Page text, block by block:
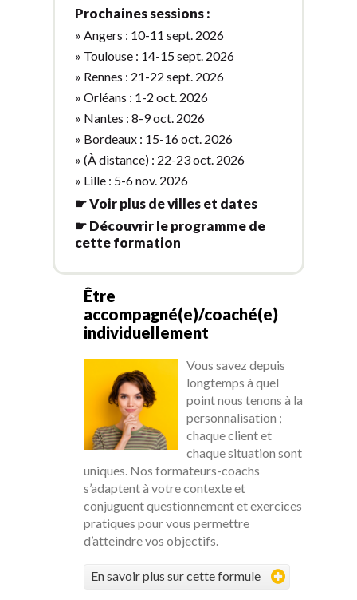
Prochaines sessions :
» Angers : 10-11 sept. 2026
» Toulouse : 14-15 sept. 2026
» Rennes : 21-22 sept. 2026
» Orléans : 1-2 oct. 2026
» Nantes : 8-9 oct. 2026
» Bordeaux : 15-16 oct. 2026
» (À distance) : 22-23 oct. 2026
» Lille : 5-6 nov. 2026
☛ Voir plus de villes et dates
☛ Découvrir le programme de
cette formation
Être
accompagné(e)/coaché(e)
individuellement
Vous savez depuis
longtemps à quel
point nous tenons à la
personnalisation ;
chaque client et
chaque situation sont
uniques. Nos formateurs-coachs
s’adaptent à votre contexte et
conjuguent questionnement et exercices
pratiques pour vous permettre
d’atteindre vos objectifs.
En savoir plus sur cette formule